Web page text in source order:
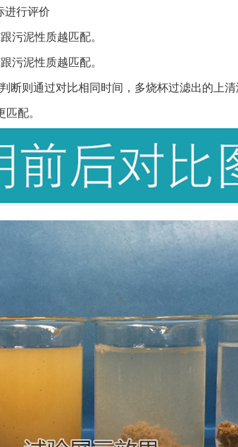
进行评价
污泥性质越匹配。
污泥性质越匹配。
断则通过对比相同时间，多烧杯过滤出的上
配。